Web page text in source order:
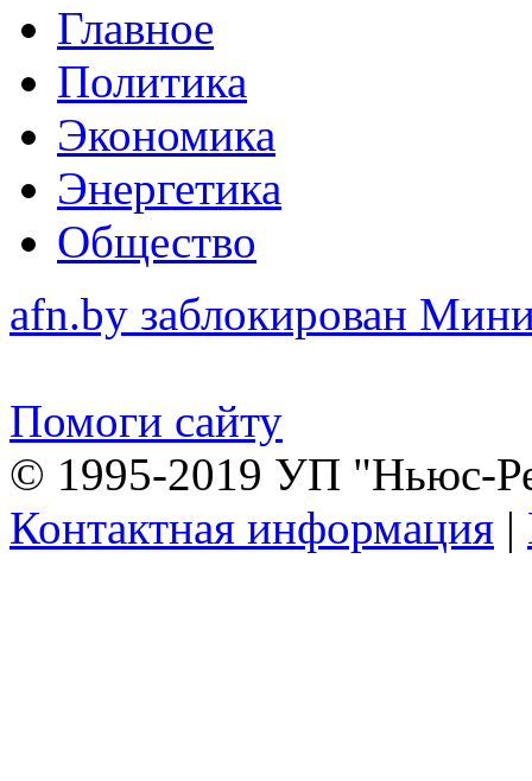
Главное
Политика
Экономика
Энергетика
Общество
afn.by заблокирован
Помоги сайту
© 1995-2019 УП "Ньюс-
Контактная информация |